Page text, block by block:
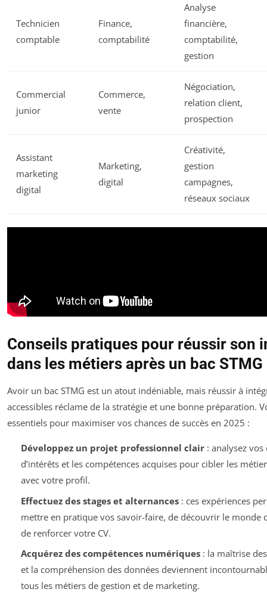
Technicien
comptable
Finance,
comptabilité
Analyse
financière,
comptabilité,
gestion
Commercial
junior
Commerce,
vente
Négociation,
relation client,
prospection
Assistant
marketing
digital
Marketing,
digital
Créativité,
gestion
campagnes,
réseaux sociaux
Conseils pratiques pour réussir son
dans les métiers après un bac STMG
Avoir un bac STMG est un atout indéniable, mais réussir à
accessibles réclame de la stratégie et une bonne préparation.
essentiels pour maximiser vos chances de succès en 2025 :
Développez un projet professionnel clair: analysez vos
d’intérêts et les compétences acquises pour cibler les
avec votre profil.
Effectuez des stages et alternances: ces expériences
mettre en pratique vos savoir-faire, de découvrir le monde
de renforcer votre CV.
Acquérez des compétences numériques: la maîtrise
et la compréhension des données deviennent
tous les métiers de gestion et de marketing.